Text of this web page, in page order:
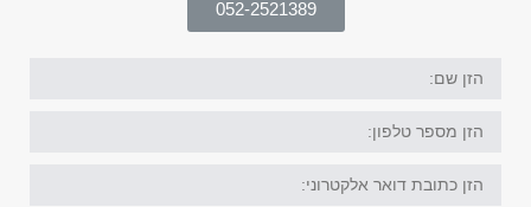
052-2521389
שם:
מספר
דוא"ל: